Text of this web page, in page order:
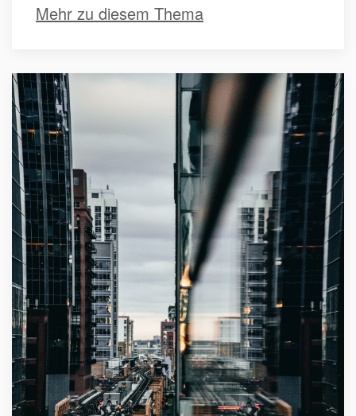
Mehr zu diesem Thema